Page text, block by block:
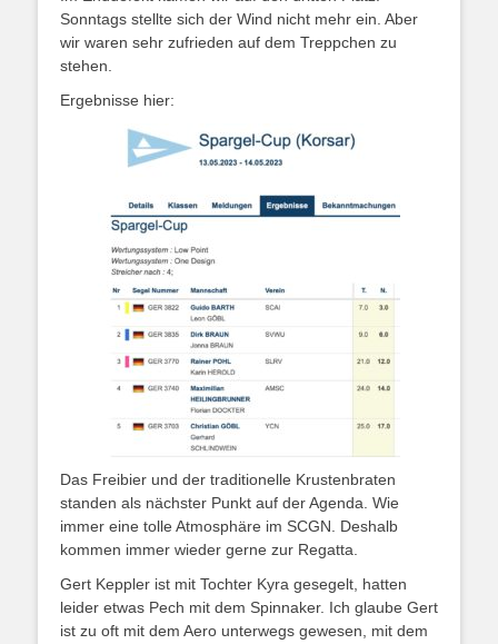
Sonntags stellte sich der Wind nicht mehr ein. Aber
wir waren sehr zufrieden auf dem Treppchen zu
stehen.
Ergebnisse hier:
Das Freibier und der traditionelle Krustenbraten
standen als nächster Punkt auf der Agenda. Wie
immer eine tolle Atmosphäre im SCGN. Deshalb
kommen immer wieder gerne zur Regatta.
Gert Keppler ist mit Tochter Kyra gesegelt, hatten
leider etwas Pech mit dem Spinnaker. Ich glaube Gert
ist zu oft mit dem Aero unterwegs gewesen, mit dem